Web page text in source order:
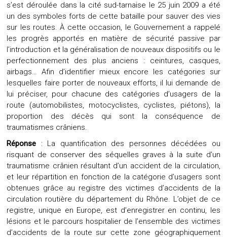
s’est déroulée dans la cité sud-tarnaise le 25 juin 2009 a été
un des symboles forts de cette bataille pour sauver des vies
sur les routes. À cette occasion, le Gouvernement a rappelé
les progrès apportés en matière de sécurité passive par
l’introduction et la généralisation de nouveaux dispositifs ou le
perfectionnement des plus anciens : ceintures, casques,
airbags… Afin d’identifier mieux encore les catégories sur
lesquelles faire porter de nouveaux efforts, il lui demande de
lui préciser, pour chacune des catégories d’usagers de la
route (automobilistes, motocyclistes, cyclistes, piétons), la
proportion des décès qui sont la conséquence de
traumatismes crâniens.
Réponse : La quantification des personnes décédées ou
risquant de conserver des séquelles graves à la suite d’un
traumatisme crânien résultant d’un accident de la circulation,
et leur répartition en fonction de la catégorie d’usagers sont
obtenues grâce au registre des victimes d’accidents de la
circulation routière du département du Rhône. L’objet de ce
registre, unique en Europe, est d’enregistrer en continu, les
lésions et le parcours hospitalier de l’ensemble des victimes
d’accidents de la route sur cette zone géographiquement